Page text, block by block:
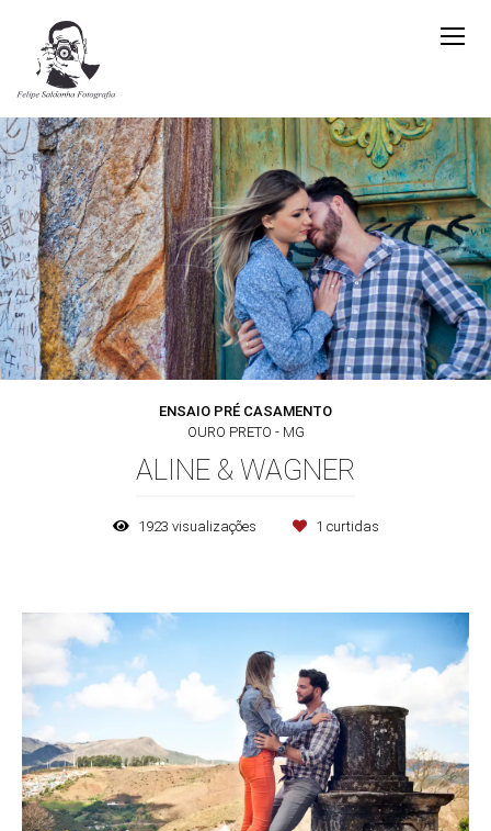
ENSAIO PRÉ CASAMENTO
OURO PRETO - MG
ALINE & WAGNER
1923 visualizações 1 curtidas